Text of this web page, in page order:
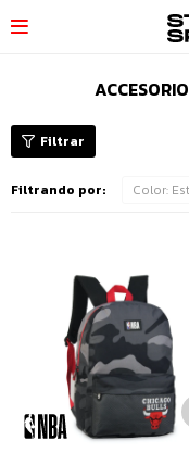

Filtrando por: Color: